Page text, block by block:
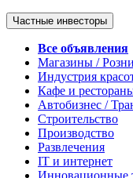
Частные инвесторы
Все объявления
Магазины /
Индустрия
Кафе и
Автобизнес /
Строительство
Производство
Развлечения
IT и интернет
Инновационные